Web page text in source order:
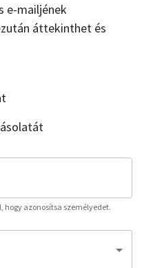
e-mailjének
áttekinthet és
hogy azonosítsa személyedet.